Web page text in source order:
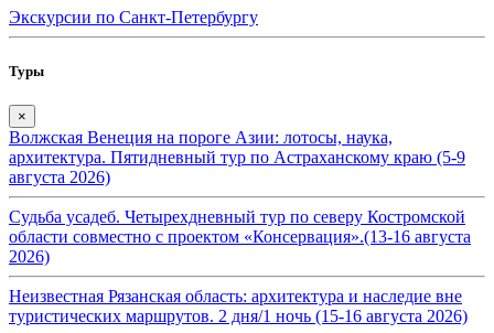
Экскурсии по Санкт-Петербургу
Туры
×
Волжская Венеция на пороге Азии: лотосы, наука,
архитектура. Пятидневный тур по Астраханскому краю (5-9
августа 2026)
Судьба усадеб. Четырехдневный тур по северу Костромской
области совместно с проектом «Консервация».(13-16 августа
2026)
Неизвестная Рязанская область: архитектура и наследие вне
туристических маршрутов. 2 дня/1 ночь (15-16 августа 2026)